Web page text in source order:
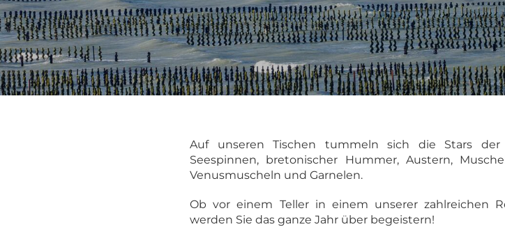
Auf unseren Tischen tummeln sich die Stars der
Seespinnen, bretonischer Hummer, Austern,
Venusmuscheln und Garnelen.
Ob vor einem Teller in einem unserer zahlreichen
werden Sie das ganze Jahr über begeistern!